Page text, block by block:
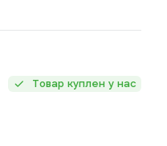
Товар куплен у нас